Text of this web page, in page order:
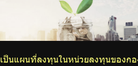
Eng
เป็นแผนที่ลงทุนในหน่วยลงทุนของก